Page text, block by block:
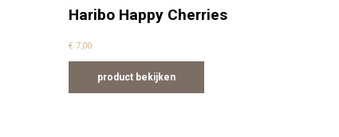
Haribo Happy Cherries
€ 7,00
product bekijken